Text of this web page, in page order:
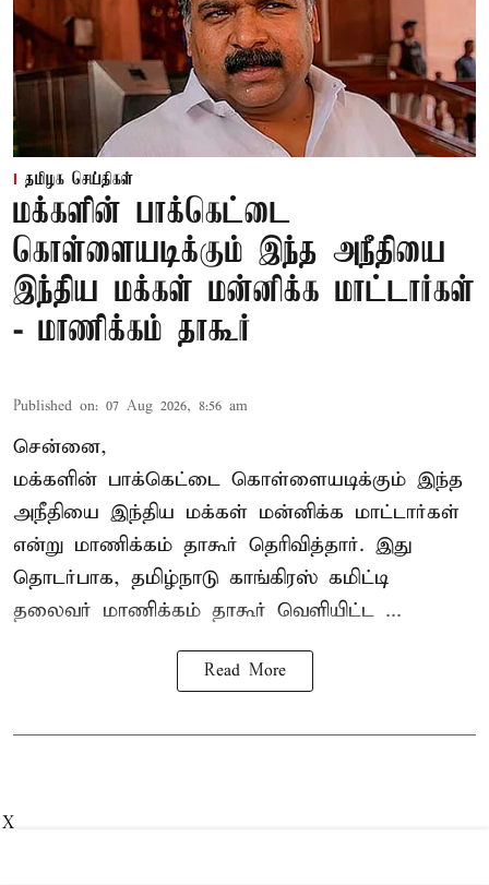
தமிழக செய்திகள்
மக்களின் பாக்கெட்டை
கொள்ளையடிக்கும் இந்த அநீதியை
இந்திய மக்கள் மன்னிக்க மாட்டார்கள்
- மாணிக்கம் தாகூர்
Published on: 07 Aug 2026, 8:56 am
சென்னை,
மக்களின் பாக்கெட்டை கொள்ளையடிக்கும் இந்த
அநீதியை இந்திய மக்கள் மன்னிக்க மாட்டார்கள்
என்று மாணிக்கம் தாகூர் தெரிவித்தார். இது
தொடர்பாக, தமிழ்நாடு காங்கிரஸ் கமிட்டி
தலைவர் மாணிக்கம் தாகூர் வெளியிட்ட ...
Read More
X